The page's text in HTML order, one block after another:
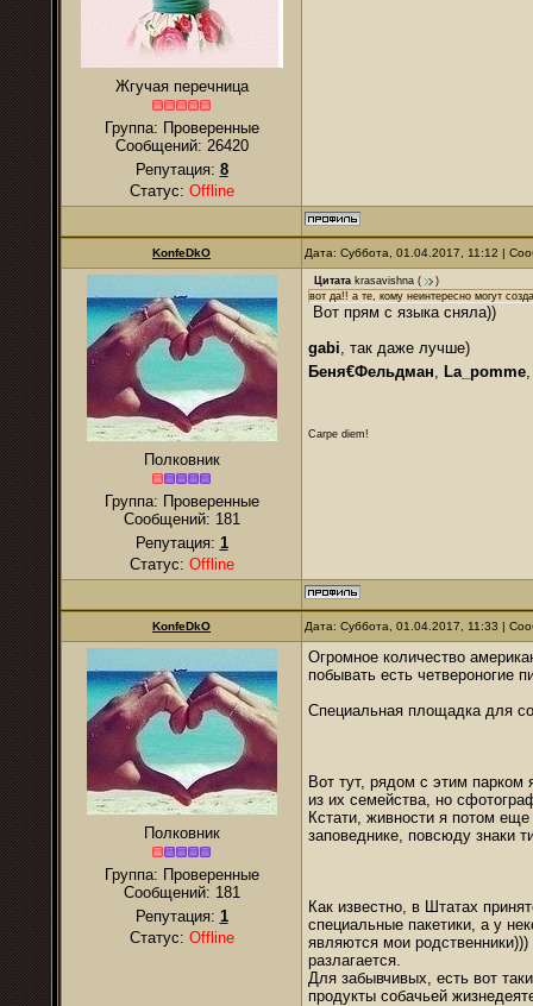
Жгучая перечница
Группа: Проверенные
Сообщений: 26420
Репутация: 8
Статус: Offline
KonfeDkO Дата: Суббота, 01.04.2017, 11:12 |
Полковник
Группа: Проверенные
Сообщений: 181
Репутация: 1
Статус: Offline
Цитата krasavishna (
)
вот да!! а те, кому неинтересно могут
Вот прям с языка сняла))
gabi, так даже лучше)
Беня€Фельдман, La_pomme
Carpe diem!
KonfeDkO Дата: Суббота, 01.04.2017, 11:33 |
Полковник
Группа: Проверенные
Сообщений: 181
Репутация: 1
Статус: Offline
Огромное количество
побывать есть четвероногие
Специальная площадка для
Вот тут, рядом с этим
из их семейства, но
Кстати, живности я потом
заповеднике, повсюду знаки
Как известно, в Штатах
специальные пакетики, а у
являются мои родственники)))
разлагается.
Для забывчивых, есть вот
продукты собачьей